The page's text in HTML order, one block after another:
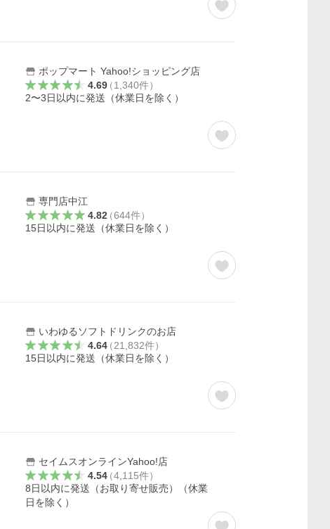
ポップマート Yahoo!ショッピング店
4.69（1,340件）
2〜3日以内に発送（休業日を除く）
専門店中江
4.82（644件）
15日以内に発送（休業日を除く）
いわゆるソフトドリンクのお店
4.64（21,832件）
15日以内に発送（休業日を除く）
セイムスオンラインYahoo!店
4.54（4,115件）
8日以内に発送（お取り寄せ販売）（休業
日を除く）